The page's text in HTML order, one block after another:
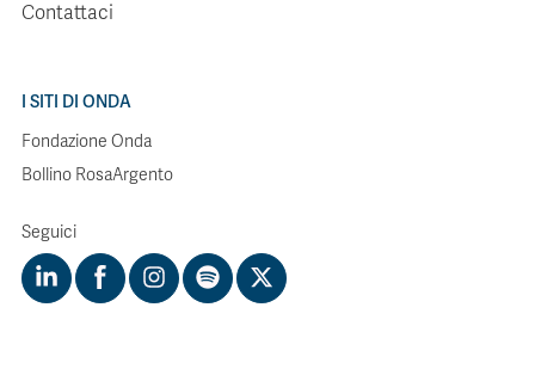
Contattaci
I SITI DI ONDA
Fondazione Onda
Bollino RosaArgento
Seguici